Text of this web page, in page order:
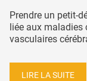
Prendre un petit-
liée aux
vasculaires
LIRE LA SUITE